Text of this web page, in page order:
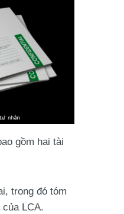
gồm hai tài
trong đó tóm
LCA.